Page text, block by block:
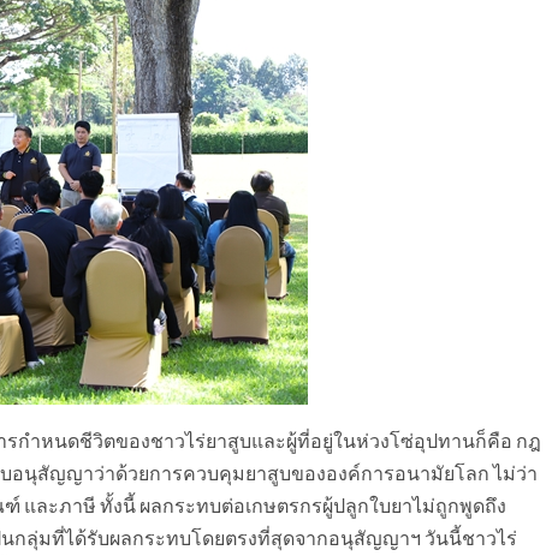
รกำหนดชีวิตของชาวไร่ยาสูบและผู้ที่อยู่ในห่วงโซ่อุปทานก็คือ กฎ
อนุสัญญาว่าด้วยการควบคุมยาสูบขององค์การอนามัยโลก ไม่ว่า
และภาษี ทั้งนี้ ผลกระทบต่อเกษตรกรผู้ปลูกใบยาไม่ถูกพูดถึง
นกลุ่มที่ได้รับผลกระทบโดยตรงที่สุดจากอนุสัญญาฯ วันนี้ชาวไร่